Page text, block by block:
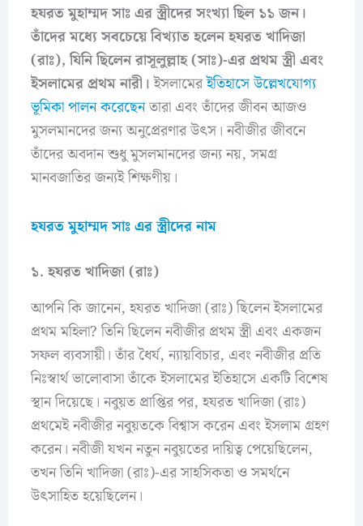
হযরত মুহাম্মদ সাঃ এর স্ত্রীদের সংখ্যা ছিল ১১ জন।
তাঁদের মধ্যে সবচেয়ে বিখ্যাত হলেন হযরত খাদিজা
(রাঃ), যিনি ছিলেন রাসূলুল্লাহ (সাঃ)-এর প্রথম স্ত্রী এবং
ইসলামের প্রথম নারী। ইসলামেরইতিহাসে উল্লেখযোগ্য
ভূমিকা পালন করেছেনতারা এবং তাঁদের জীবন আজও
মুসলমানদের জন্য অনুপ্রেরণার উৎস। নবীজীর জীবনে
তাঁদের অবদান শুধু মুসলমানদের জন্য নয়, সমগ্র
মানবজাতির জন্যই শিক্ষণীয়।
হযরত মুহাম্মদ সাঃ এর স্ত্রীদের নাম
১. হযরত খাদিজা (রাঃ)
আপনি কি জানেন, হযরত খাদিজা (রাঃ) ছিলেন ইসলামের
প্রথম মহিলা? তিনি ছিলেন নবীজীর প্রথম স্ত্রী এবং একজন
সফল ব্যবসায়ী। তাঁর ধৈর্য, ন্যায়বিচার, এবং নবীজীর প্রতি
নিঃস্বার্থ ভালোবাসা তাঁকে ইসলামের ইতিহাসে একটি বিশেষ
স্থান দিয়েছে। নবুয়ত প্রাপ্তির পর, হযরত খাদিজা (রাঃ)
প্রথমেই নবীজীর নবুয়তকে বিশ্বাস করেন এবং ইসলাম গ্রহণ
করেন। নবীজী যখন নতুন নবুয়তের দায়িত্ব পেয়েছিলেন,
তখন তিনি খাদিজা (রাঃ)-এর সাহসিকতা ও সমর্থনে
উৎসাহিত হয়েছিলেন।